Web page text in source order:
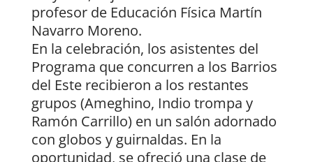
profesor de Educación Física Martín
Navarro Moreno.
En la celebración, los asistentes del
Programa que concurren a los Barrios
del Este recibieron a los restantes
grupos (Ameghino, Indio trompa y
Ramón Carrillo) en un salón adornado
con globos y guirnaldas. En la
oportunidad, se ofreció una clase de